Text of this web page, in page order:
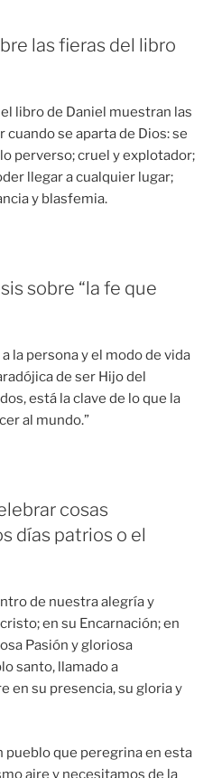
las fieras del libro
libro de Daniel muestran las
se aparta de Dios: se
perverso; cruel y explotador;
llegar a cualquier lugar;
y blasfemia.
sobre “la fe que
la persona y el modo de vida
de ser Hijo del
está la clave de lo que la
al mundo.”
cosas
días patrios o el
de nuestra alegría y
en su Encarnación; en
Pasión y gloriosa
santo, llamado a
en su presencia, su gloria y
pueblo que peregrina en esta
aire y necesitamos de la